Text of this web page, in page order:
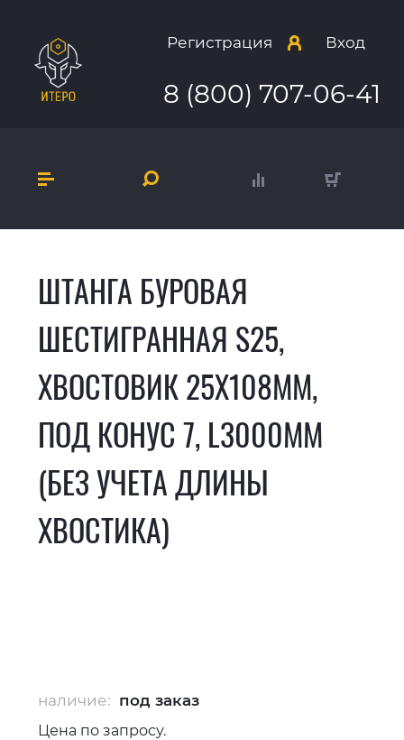
Регистрация Вход
8 (800) 707-06-41
ШТАНГА БУРОВАЯ
ШЕСТИГРАННАЯ S25,
ХВОСТОВИК 25X108ММ,
ПОД КОНУС 7, L3000ММ
(БЕЗ УЧЕТА ДЛИНЫ
ХВОСТИКА)
наличие: под заказ
Цена по запросу.